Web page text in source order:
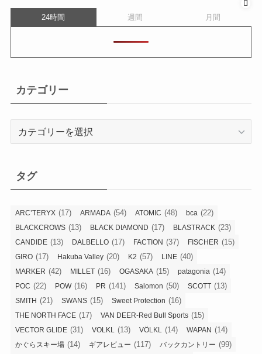
24時間 週間 月間
カテゴリー
ー
タグ
ARC’TERYX (17) ARMADA (54) ATOMIC (48) bca (22)
BLACKCROWS (13) BLACK DIAMOND (17) BLASTRACK (23)
CANDIDE (13) DALBELLO (17) FACTION (37) FISCHER (15)
GIRO (17) Hakuba Valley (20) K2 (57) LINE (40)
MARKER (42) MILLET (16) OGASAKA (15) patagonia (14)
POC (22) POW(16) PR (141) Salomon (50) SCOTT (13)
SMITH (21) SWANS (15) Sweet Protection (16)
THE NORTH FACE (17) VAN DEER-Red Bull Sports (15)
VECTOR GLIDE (31) VOLKL (13) VÖLKL (14) WAPAN (14)
かぐらスキー場 (14) ギアレビュー (117) バックカントリー (99)